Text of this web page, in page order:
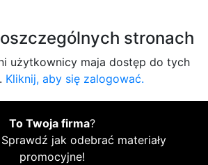
stronach
użytkownicy maja dostęp do tych
Kliknij, aby się zalogować.
To Twoja firma?
Sprawdź jak odebrać materiały
promocyjne!